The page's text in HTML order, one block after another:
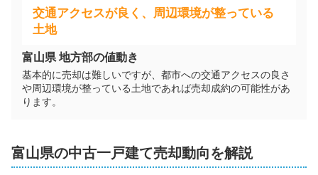
交通アクセスが良く、周辺環境が整っている
土地
富山県 地方部の値動き
基本的に売却は難しいですが、都市への交通アクセスの良さ
や周辺環境が整っている土地であれば売却成約の可能性があ
ります。
富山県の中古一戸建て売却動向を解説